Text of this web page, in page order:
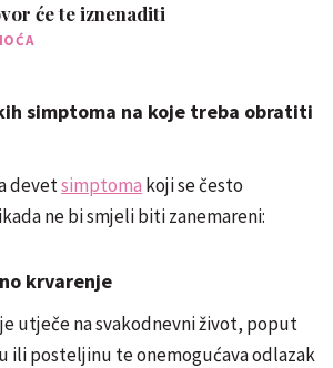
će te iznenaditi
simptoma na koje treba obratiti
devetsimptoma koji se često
ne bi smjeli biti zanemareni:
krvarenje
utječe na svakodnevni život, poput
ili posteljinu te onemogućava odlazak